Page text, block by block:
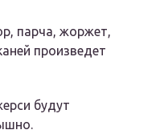
парча, жоржет,
произведет
будут